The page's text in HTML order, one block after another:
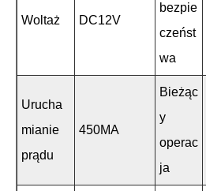
Woltaż DC12V
bezpie
czeńst
wa
Urucha
mianie
prądu
450MA
Bieżąc
y
operac
ja